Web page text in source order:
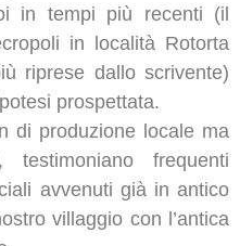
in tempi più recenti (il
in località Rotorta
riprese dallo scrivente)
prospettata.
di produzione locale ma
testimoniano frequenti
avvenuti già in antico
villaggio con l’antica